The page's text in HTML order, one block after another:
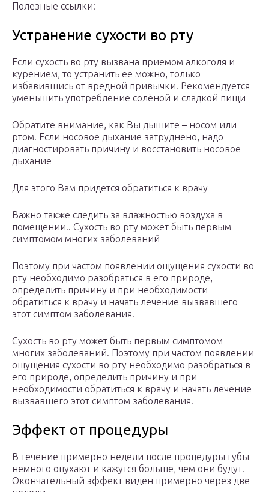
Полезные ссылки:
Устранение сухости во рту
Если сухость во рту вызвана приемом алкоголя и
курением, то устранить ее можно, только
избавившись от вредной привычки. Рекомендуется
уменьшить употребление солёной и сладкой пищи
Обратите внимание, как Вы дышите – носом или
ртом. Если носовое дыхание затруднено, надо
диагностировать причину и восстановить носовое
дыхание
Для этого Вам придется обратиться к врачу
Важно также следить за влажностью воздуха в
помещении.. Сухость во рту может быть первым
симптомом многих заболеваний
Поэтому при частом появлении ощущения сухости во
рту необходимо разобраться в его природе,
определить причину и при необходимости
обратиться к врачу и начать лечение вызвавшего
этот симптом заболевания.
Сухость во рту может быть первым симптомом
многих заболеваний. Поэтому при частом появлении
ощущения сухости во рту необходимо разобраться в
его природе, определить причину и при
необходимости обратиться к врачу и начать лечение
вызвавшего этот симптом заболевания.
Эффект от процедуры
В течение примерно недели после процедуры губы
немного опухают и кажутся больше, чем они будут.
Окончательный эффект виден примерно через две